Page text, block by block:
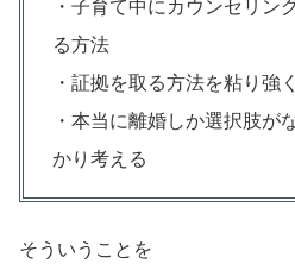
・子育て中にカウンセリン
る方法
・証拠を取る方法を粘り強
・本当に離婚しか選択肢が
かり考える
そういうことを